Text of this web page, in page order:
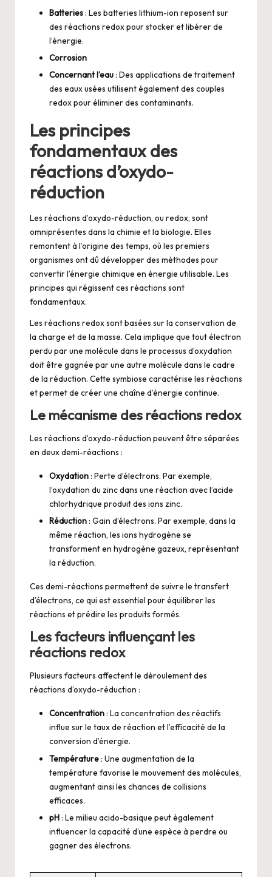
Batteries: Les batteries lithium-ion reposent sur
des réactions redox pour stocker et libérer de
l’énergie.
Corrosion
Concernant l’eau: Des applications de traitement
des eaux usées utilisent également des couples
redox pour éliminer des contaminants.
Les principes
fondamentaux des
réactions d’oxydo-
réduction
Les réactions d’oxydo-réduction, ou redox, sont
omniprésentes dans la chimie et la biologie. Elles
remontent à l’origine des temps, où les premiers
organismes ont dû développer des méthodes pour
convertir l’énergie chimique en énergie utilisable. Les
principes qui régissent ces réactions sont
fondamentaux.
Les réactions redox sont basées sur la conservation de
la charge et de la masse. Cela implique que tout électron
perdu par une molécule dans le processus d’oxydation
doit être gagnée par une autre molécule dans le cadre
de la réduction. Cette symbiose caractérise les réactions
et permet de créer une chaîne d’énergie continue.
Le mécanisme des réactions redox
Les réactions d’oxydo-réduction peuvent être séparées
en deux demi-réactions :
Oxydation: Perte d’électrons. Par exemple,
l’oxydation du zinc dans une réaction avec l’acide
chlorhydrique produit des ions zinc.
Réduction: Gain d’électrons. Par exemple, dans la
même réaction, les ions hydrogène se
transforment en hydrogène gazeux, représentant
la réduction.
Ces demi-réactions permettent de suivre le transfert
d’électrons, ce qui est essentiel pour équilibrer les
réactions et prédire les produits formés.
Les facteurs influençant les
réactions redox
Plusieurs facteurs affectent le déroulement des
réactions d’oxydo-réduction :
Concentration: La concentration des réactifs
influe sur le taux de réaction et l’efficacité de la
conversion d’énergie.
Température: Une augmentation de la
température favorise le mouvement des molécules,
augmentant ainsi les chances de collisions
efficaces.
pH: Le milieu acido-basique peut également
influencer la capacité d’une espèce à perdre ou
gagner des électrons.